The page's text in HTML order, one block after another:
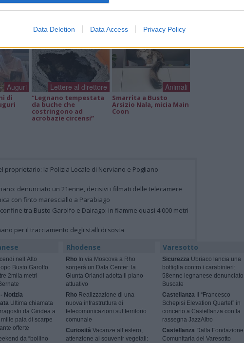
Data Deletion Data Access Privacy Policy
propone un appuntamento diverso ogni sera, tra
laboratori creativi, sfide musicali e burraco
Auguri
di
Lettere al direttore
“Legnano tempestata
da buche che
costringono ad
acrobazie circensi”
Animali
Smarrita a Busto
Arsizio Nala, micia Main
Coon
proprietario: la Polizia Locale di Nerviano e Pogliano
denunciato un 21enne, decisivi i filmati delle telecamere
con finto maresciallo a Parabiago
tra Busto Garolfo e Dairago: in fiamme quasi 4.000 metri
per il tracciamento degli stalli di sosta
nell’Alto
Busto Garolfo
2mila metri
Notizia
Ultima chiamata
da Giridea a
paia di scarpe
offerte
da “bollino
Rhodense
Rho In via Moscova a Rho
sorgerà un Data Center: la
Giunta Orlandi adotta il piano
attuativo
Rho Realizzazione di una
nuova infrastruttura di
telecomunicazioni sul territorio
comunale
Curiosità Vacanze all’estero,
attenzione ai souvenir vegetali:
Varesotto
SicurezzaUbriaco lancia una
bottiglia contro i carabinieri:
58enne legnanese
Buscate
CastellanzaIl “Francesco
Schepisi Elevation Quartet” in
concerto a Castellanza con la
rassegna JazzAltro
CastellanzaDalla Fondazione
Comunitaria del Varesotto